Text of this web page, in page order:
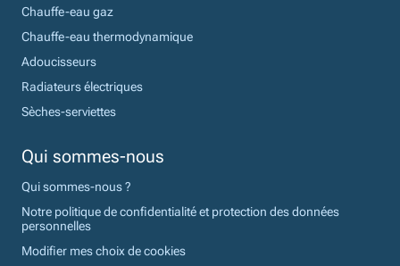
Chauffe-eau gaz
Chauffe-eau thermodynamique
Adoucisseurs
Radiateurs électriques
Sèches-serviettes
Qui sommes-nous
Qui sommes-nous ?
Notre politique de confidentialité et protection des données
personnelles
Modifier mes choix de cookies